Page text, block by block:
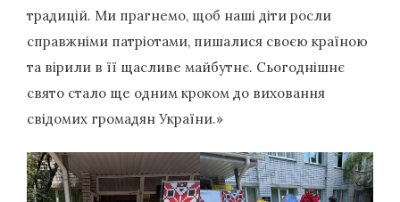
традицій. Ми прагнемо, щоб наші діти росли
справжніми патріотами, пишалися своєю країною
та вірили в її щасливе майбутнє. Сьогоднішнє
свято стало ще одним кроком до виховання
свідомих громадян України.»